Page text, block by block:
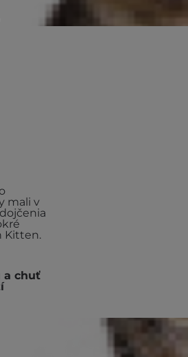
mali v
Kitten.
a chuť